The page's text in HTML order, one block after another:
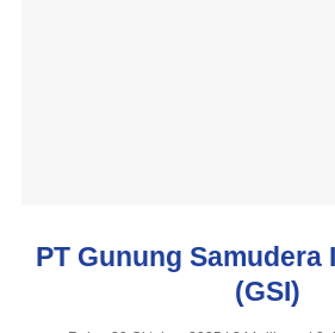
PT Gunung Samudera
(GSI)